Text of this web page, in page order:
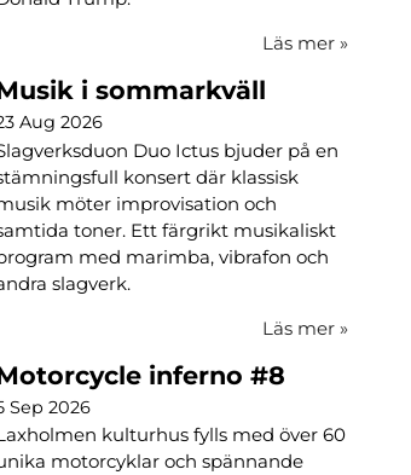
Läs mer »
i sommarkväll
Aug 2026
Duo Ictus bjuder på en
konsert där klassisk
möter improvisation och
toner. Ett färgrikt musikaliskt
med marimba, vibrafon och
slagverk.
Läs mer »
inferno #8
Sep 2026
kulturhus fylls med över 60
motorcyklar och spännande